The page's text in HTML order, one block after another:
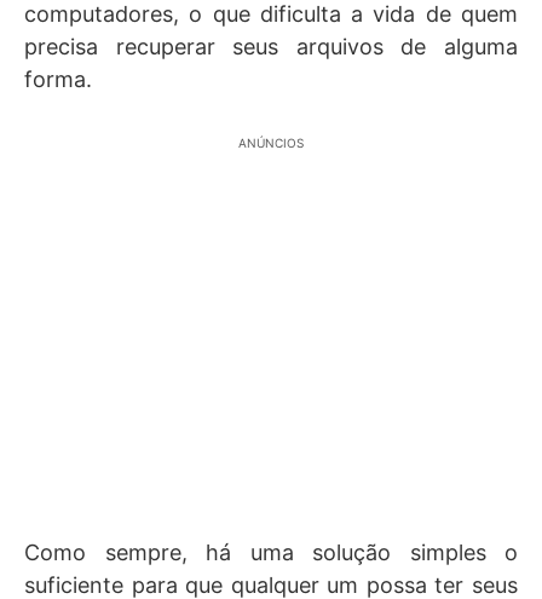
computadores, o que dificulta a vida de quem
precisa recuperar seus arquivos de alguma
forma.
ANÚNCIOS
Como sempre, há uma solução simples o
suficiente para que qualquer um possa ter seus